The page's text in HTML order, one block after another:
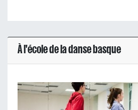
À l'école de la danse basque